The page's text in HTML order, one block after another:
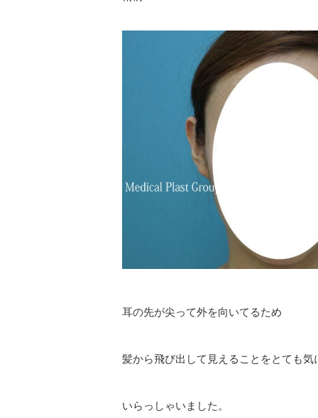
耳の先が尖って外を向いてるため
髪から飛び出して見えることをとても気
いらっしゃいました。